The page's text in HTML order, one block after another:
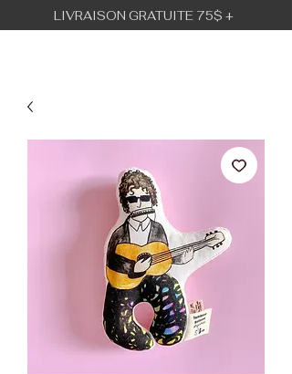
LIVRAISON GRATUITE 75$ +